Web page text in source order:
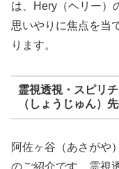
は、Hery（ヘリー）
思いやりに焦点を当
ります。
霊視透視・スピリ
（しょうじゅん）
阿佐ヶ谷（あさがや
のご紹介です。霊視